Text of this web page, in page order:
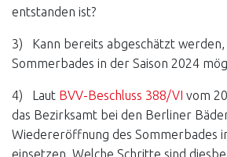
entstanden ist?
3) Kann bereits abgeschätzt
Sommerbades in der Saison 2024
4) Laut BVV-Beschluss 388/VI vom
das Bezirksamt bei den Berliner
Wiedereröffnung des Sommerbades
einsetzen. Welche Schritte sind